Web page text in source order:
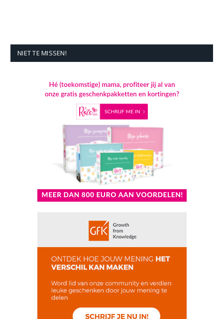
NIET TE MISSEN!